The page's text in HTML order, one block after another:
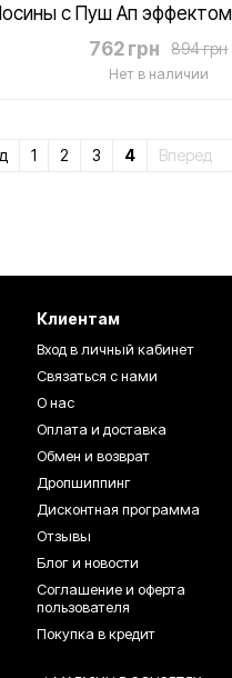
894 грн
762 грн
Нет в наличии
1 2 3 4 Вперед
Клиентам
Вход в личный кабинет
Связаться с нами
О нас
Оплата и доставка
Обмен и возврат
Дропшиппинг
Дисконтная программа
Отзывы
Блог и новости
Соглашение и оферта
пользователя
Покупка в кредит